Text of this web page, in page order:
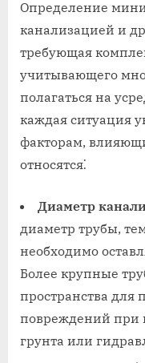
Определение
канализацией и
требующая
учитывающего
полагаться на
каждая ситуация
факторам,
относятся⁚
Диаметр
диаметр трубы,
необходимо
Более крупные
пространства для
повреждений при
грунта или